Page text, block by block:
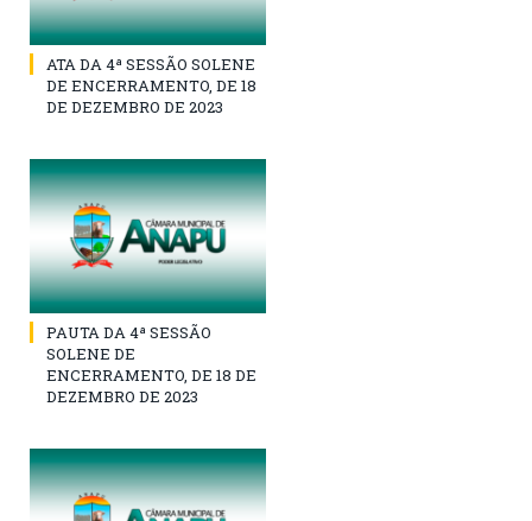
ATA DA 4ª SESSÃO SOLENE
DE ENCERRAMENTO, DE 18
DE DEZEMBRO DE 2023
PAUTA DA 4ª SESSÃO
SOLENE DE
ENCERRAMENTO, DE 18 DE
DEZEMBRO DE 2023